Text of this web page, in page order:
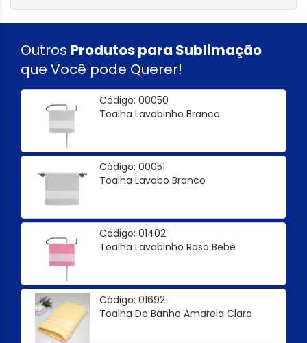
Outros Produtos para Sublimação
que Você pode Querer!
Código: 00050
Toalha Lavabinho Branco
Código: 00051
Toalha Lavabo Branco
Código: 01402
Toalha Lavabinho Rosa Bebê
Código: 01692
Toalha De Banho Amarela Clara